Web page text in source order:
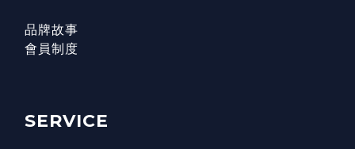
品牌故事
會員制度
SERVICE